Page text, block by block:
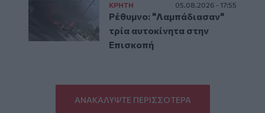
ΚΡΗΤΗ 05.08.2026 - 17:55
Ρέθυμνο: "Λαμπάδιασαν"
τρία αυτοκίνητα στην
Επισκοπή
ΑΝΑΚΑΛΥΨΤΕ ΠΕΡΙΣΣΟΤΕΡΑ